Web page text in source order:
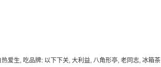
爱生, 吃品牌: 以下下关, 大利益, 八角形亭, 老同志, 冰箱茶